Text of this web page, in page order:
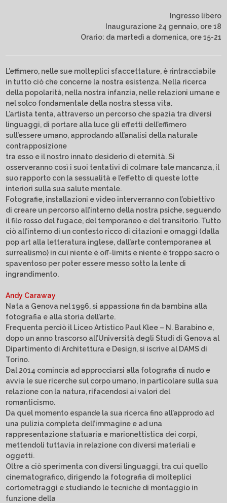
Ingresso libero
Inaugurazione 24 gennaio, ore 18
Orario: da martedì a domenica, ore 15-21
L’effimero, nelle sue molteplici sfaccettature, è rintracciabile
in tutto ciò che concerne la nostra esistenza. Nella ricerca
della popolarità, nella nostra infanzia, nelle relazioni umane e
nel solco fondamentale della nostra stessa vita.
L’artista tenta, attraverso un percorso che spazia tra diversi
linguaggi, di portare alla luce gli effetti dell’effimero
sull’essere umano, approdando all’analisi della naturale
contrapposizione
tra esso e il nostro innato desiderio di eternità. Si
osserveranno così i suoi tentativi di colmare tale mancanza, il
suo rapporto con la sessualità e l’effetto di queste lotte
interiori sulla sua salute mentale.
Fotografie, installazioni e video interverranno con l’obiettivo
di creare un percorso all’interno della nostra psiche, seguendo
il filo rosso del fugace, del temporaneo e del transitorio. Tutto
ciò all’interno di un contesto ricco di citazioni e omaggi (dalla
pop art alla letteratura inglese, dall’arte contemporanea al
surrealismo) in cui niente è off-limits e niente è troppo sacro o
spaventoso per poter essere messo sotto la lente di
ingrandimento.
Andy Caraway
Nata a Genova nel 1996, si appassiona fin da bambina alla
fotografia e alla storia dell’arte.
Frequenta perciò il Liceo Artistico Paul Klee – N. Barabino e,
dopo un anno trascorso all’Università degli Studi di Genova al
Dipartimento di Architettura e Design, si iscrive al DAMS di
Torino.
Dal 2014 comincia ad approcciarsi alla fotografia di nudo e
avvia le sue ricerche sul corpo umano, in particolare sulla sua
relazione con la natura, rifacendosi ai valori del
romanticismo.
Da quel momento espande la sua ricerca fino all’approdo ad
una pulizia completa dell’immagine e ad una
rappresentazione statuaria e marionettistica dei corpi,
mettendoli tuttavia in relazione con diversi materiali e
oggetti.
Oltre a ciò sperimenta con diversi linguaggi, tra cui quello
cinematografico, dirigendo la fotografia di molteplici
cortometraggi e studiando le tecniche di montaggio in
funzione della